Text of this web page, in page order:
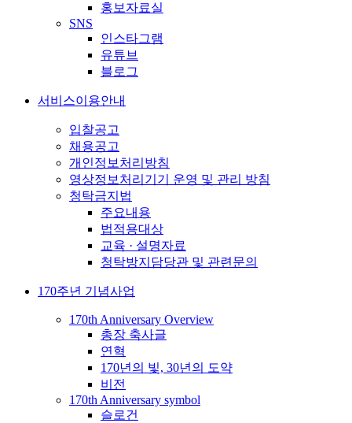
홍보자료실
SNS
인스타그램
유튜브
블로그
서비스이용안내
입찰공고
채용공고
개인정보처리방침
영상정보처리기기 운영 및 관리 방침
청탁금지법
주요내용
법적용대상
교육 · 설명자료
청탁방지담당관 및 관련문의
170주년 기념사업
170th Anniversary Overview
총장 축사글
연혁
170년의 빛, 30년의 도약
비전
170th Anniversary symbol
슬로건